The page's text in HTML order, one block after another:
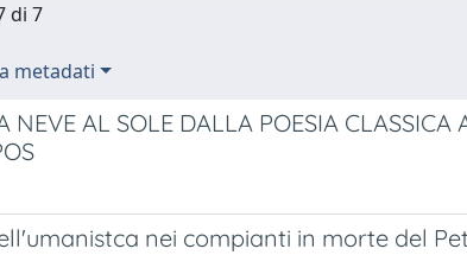
di 7
metadati
NEVE AL SOLE DALLA POESIA CLASSICA
nei compianti in morte del